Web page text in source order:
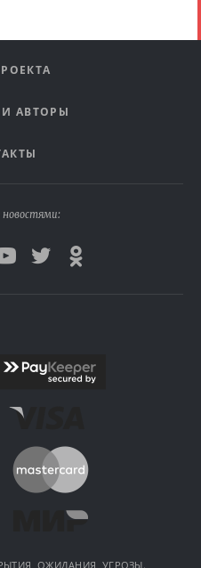
АВТОРЫ
новостями:
ОЖИДАНИЯ, УГРОЗЫ.